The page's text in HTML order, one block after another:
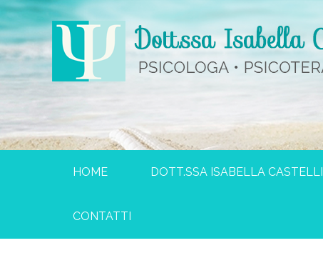
HOME DOTT.SSA ISABELLA CASTELLI
CONTATTI